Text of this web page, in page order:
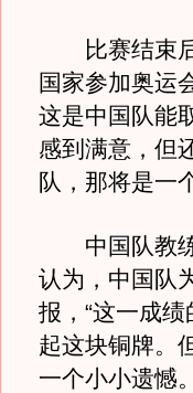
比赛结束后
国家参加奥运
这是中国队能
感到满意，但
队，那将是一
中国队教练
认为，中国队
报，“这一成
起这块铜牌。
一个小小遗憾